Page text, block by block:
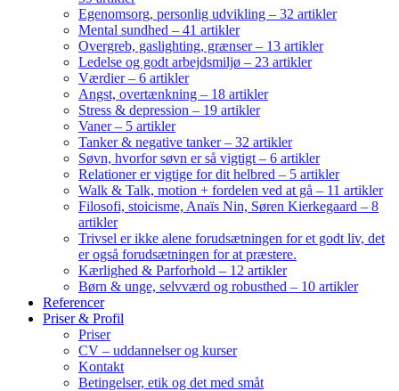
Egenomsorg, personlig udvikling – 32 artikler
Mental sundhed – 41 artikler
Overgreb, gaslighting, grænser – 13 artikler
Ledelse og godt arbejdsmiljø – 23 artikler
Værdier – 6 artikler
Angst, overtænkning – 18 artikler
Stress & depression – 19 artikler
Vaner – 5 artikler
Tanker & negative tanker – 32 artikler
Søvn, hvorfor søvn er så vigtigt – 6 artikler
Relationer er vigtige for dit helbred – 5 artikler
Walk & Talk, motion + fordelen ved at gå – 11 artikler
Filosofi, stoicisme, Anaïs Nin, Søren Kierkegaard – 8
artikler
Trivsel er ikke alene forudsætningen for et godt liv, det
er også forudsætningen for at præstere.
Kærlighed & Parforhold – 12 artikler
Børn & unge, selvværd og robusthed – 10 artikler
Referencer
Priser & Profil
Priser
CV – uddannelser og kurser
Kontakt
Betingelser, etik og det med småt